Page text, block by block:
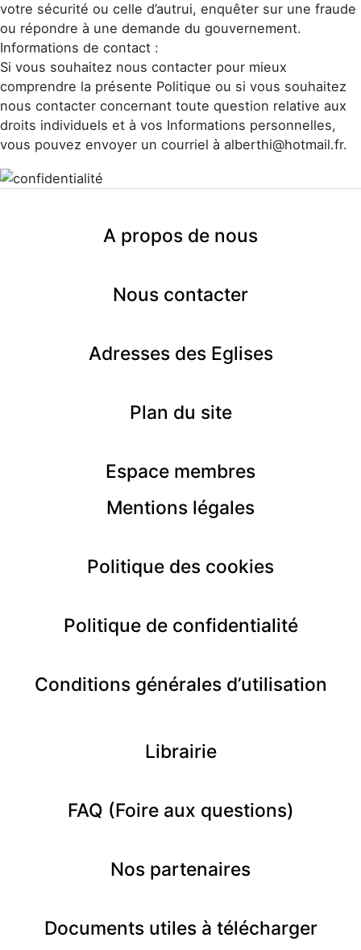
votre sécurité ou celle d’autrui, enquêter sur une fraude
ou répondre à une demande du gouvernement.
Informations de contact :
Si vous souhaitez nous contacter pour mieux
comprendre la présente Politique ou si vous souhaitez
nous contacter concernant toute question relative aux
droits individuels et à vos Informations personnelles,
vous pouvez envoyer un courriel à alberthi@hotmail.fr.
A propos de nous
Nous contacter
Adresses des Eglises
Plan du site
Espace membres
Mentions légales
Politique des cookies
Politique de confidentialité
Conditions générales d’utilisation
Librairie
FAQ (Foire aux questions)
Nos partenaires
Documents utiles à télécharger